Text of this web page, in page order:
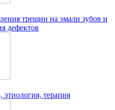
трещин на эмали зубов и
дефектов
терапия